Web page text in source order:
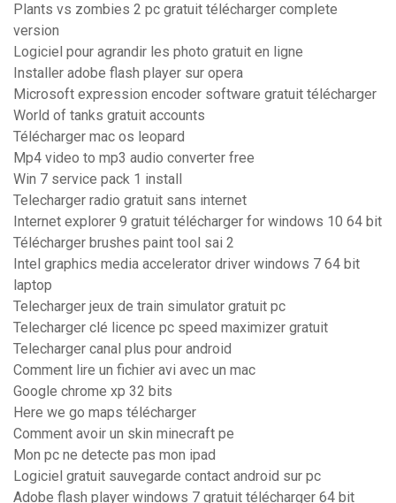
Plants vs zombies 2 pc gratuit télécharger complete
version
Logiciel pour agrandir les photo gratuit en ligne
Installer adobe flash player sur opera
Microsoft expression encoder software gratuit télécharger
World of tanks gratuit accounts
Télécharger mac os leopard
Mp4 video to mp3 audio converter free
Win 7 service pack 1 install
Telecharger radio gratuit sans internet
Internet explorer 9 gratuit télécharger for windows 10 64 bit
Télécharger brushes paint tool sai 2
Intel graphics media accelerator driver windows 7 64 bit
laptop
Telecharger jeux de train simulator gratuit pc
Telecharger clé licence pc speed maximizer gratuit
Telecharger canal plus pour android
Comment lire un fichier avi avec un mac
Google chrome xp 32 bits
Here we go maps télécharger
Comment avoir un skin minecraft pe
Mon pc ne detecte pas mon ipad
Logiciel gratuit sauvegarde contact android sur pc
Adobe flash player windows 7 gratuit télécharger 64 bit